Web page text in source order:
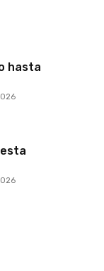
hasta